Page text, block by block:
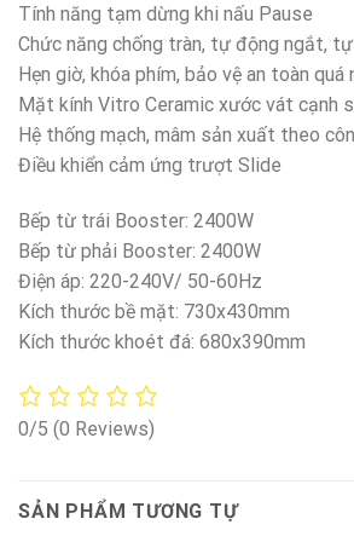
Tính năng tạm dừng khi nấu Pause
Chức năng chống tràn, tự động ngắt, tự
Hẹn giờ, khóa phím, bảo vệ an toàn quá
Mặt kính Vitro Ceramic xước vát cạnh
Hệ thống mạch, mâm sản xuất theo
Điều khiển cảm ứng trượt Slide
Bếp từ trái Booster: 2400W
Bếp từ phải Booster: 2400W
Điện áp: 220-240V/ 50-60Hz
Kích thước bề mặt: 730x430mm
Kích thước khoét đá: 680x390mm
0/5 (0 Reviews)
SẢN PHẨM TƯƠNG TỰ